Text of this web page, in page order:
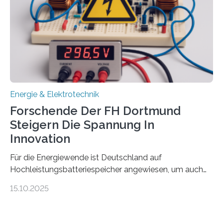
Damit zählt die Hochschule zu den großen
Gewinnerinnen der aktuellen Förderrunde des
Bayerischen Wissenschaftsministeriums. Im
Mittelpunkt steht der direkte Wissenstransfer: Neue
wissenschaftliche Erkenntnisse sollen rasch in die
Energie & Elektrotechnik
Forschende Der FH Dortmund
Steigern Die Spannung In
Innovation
Für die Energiewende ist Deutschland auf
Hochleistungsbatteriespeicher angewiesen, um auch
Doch mit der immensen Zahl einzelner Batteriezellen,
15.10.2025